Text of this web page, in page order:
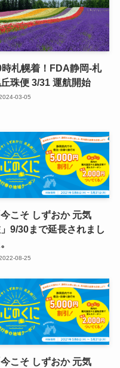
時札幌着！FDA静岡-札
珠便 3/31 運航開始
03-05
今こそ しずおか 元気
9/30まで延長されまし
08-25
今こそ しずおか 元気